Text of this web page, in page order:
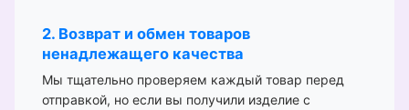
2. Возврат и обмен товаров
ненадлежащего качества
Мы тщательно проверяем каждый товар перед
отправкой, но если вы получили изделие с